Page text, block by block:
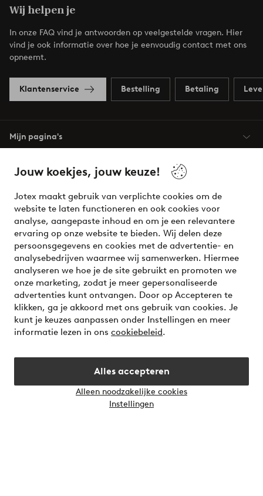
Jouw koekjes, jouw keuze!
Jotex maakt gebruik van verplichte cookies om de
website te laten functioneren en ook cookies voor
analyse, aangepaste inhoud en om je een relevantere
ervaring op onze website te bieden. Wij delen deze
persoonsgegevens en cookies met de advertentie- en
analysebedrijven waarmee wij samenwerken. Hiermee
analyseren we hoe je de site gebruikt en promoten we
onze marketing, zodat je meer gepersonaliseerde
advertenties kunt ontvangen. Door op Accepteren te
klikken, ga je akkoord met ons gebruik van cookies. Je
kunt je keuzes aanpassen onder Instellingen en meer
informatie lezen in ons cookiebeleid.
Alles accepteren
Alleen noodzakelijke cookies
Instellingen
Wij helpen je
In onze FAQ vind je antwoorden op veelgestelde vragen. Hier
vind je ook informatie over hoe je eenvoudig contact met ons
opneemt.
Klantenservice Bestelling Betaling
Mijn pagina's
Over Jotex
Onze diensten
Voorwaarden
Meet our friend Ellos
Welcome to Ellos, the Nordic destination for fashion and
beauty! Get a clean, modern aesthetic and unique style for
your wardrobe. Your next inspiring look is here!
Visit Ellos
Veilig betalen - Nu betalen of opsplitsen